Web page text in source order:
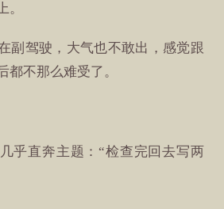
。
副驾驶，大气也不敢出，感觉跟
都不那么难受了。
乎直奔主题：“检查完回去写两